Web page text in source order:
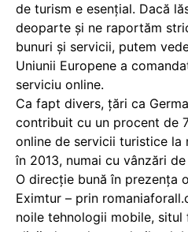
de turism e esențial. Dacă
deoparte și ne raportăm
bunuri și servicii, putem
Uniunii Europene a
serviciu online.
Ca fapt divers, țări ca
contribuit cu un procent de
online de servicii turistice la
în 2013, numai cu vânzări
O direcție bună în prezența
Eximtur – prin
noile tehnologii mobile, situl